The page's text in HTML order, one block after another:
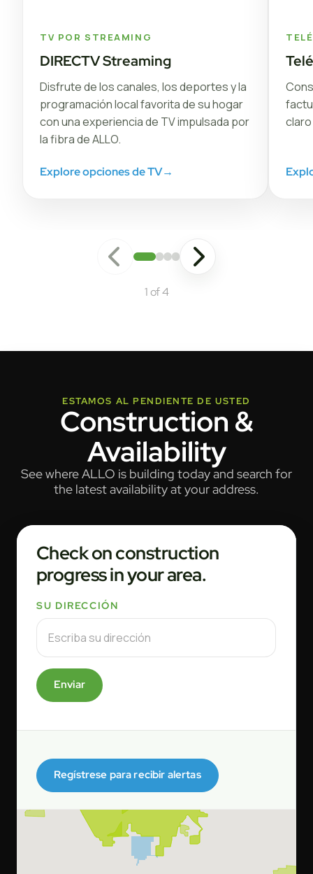
TV POR STREAMING
DIRECTV Streaming
Disfrute de los canales, los deportes y la
programación local favorita de su hogar
con una experiencia de TV impulsada por
la fibra de ALLO.
Explore opciones de TV→
claro
1 of 4
ESTAMOS AL PENDIENTE DE USTED
Construction &
Availability
See where ALLO is building today and search for
the latest availability at your address.
Check on construction
progress in your area.
SU DIRECCIÓN
Enviar
Regístrese para recibir alertas